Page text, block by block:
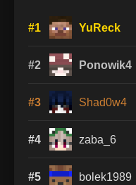
#1 YuReck
#2 Ponowik4
#3 Shad0w4
#4 zaba_6
#5 bolek1989